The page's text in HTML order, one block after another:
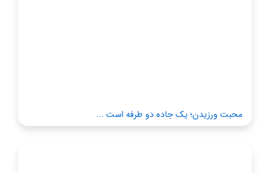
محبت ورزیدن؛ یک جاده دو طرفه است ...